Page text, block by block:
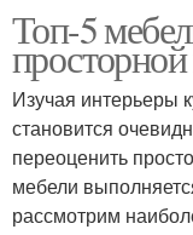
Топ-5
Изучая интерьеры
становится
переоценить
мебели
рассмотрим